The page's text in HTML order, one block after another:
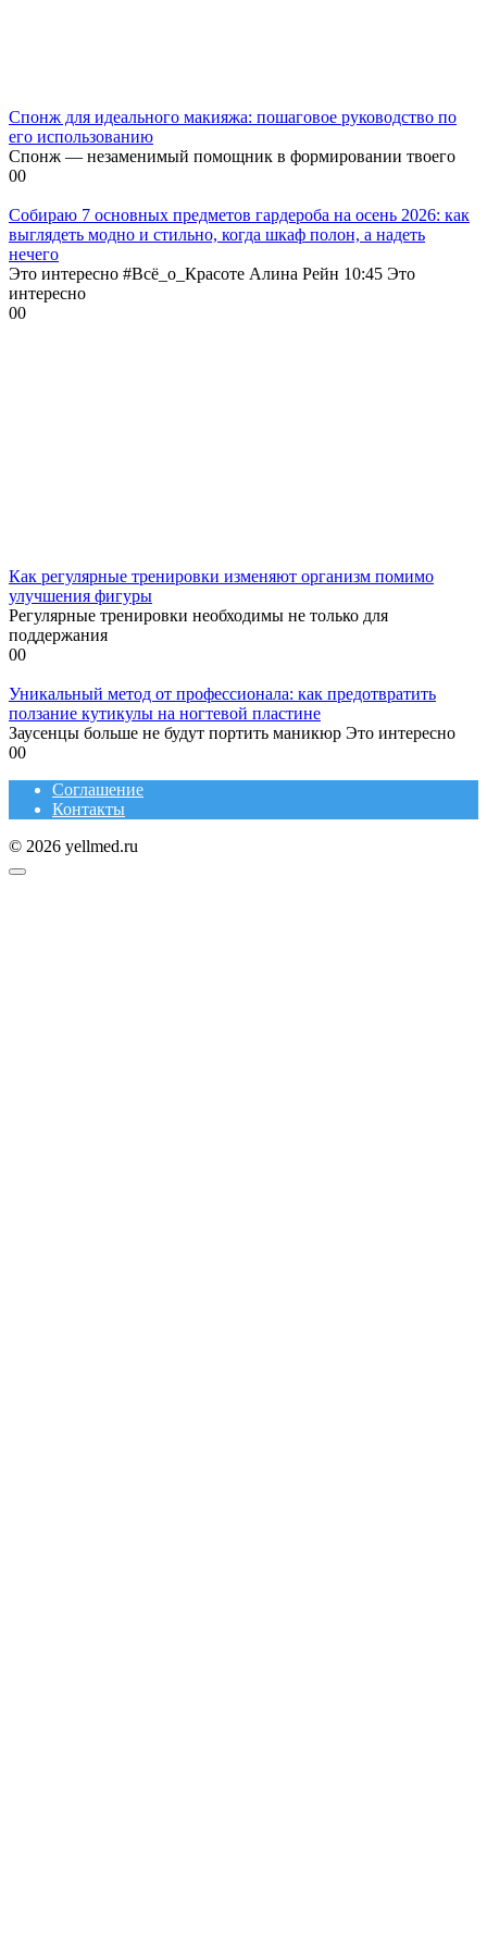
Спонж для идеального макияжа: пошаговое руководство по
его использованию
Спонж — незаменимый помощник в формировании твоего
00
Собираю 7 основных предметов гардероба на осень 2026: как
выглядеть модно и стильно, когда шкаф полон, а надеть
нечего
Это интересно #Всё_о_Красоте Алина Рейн 10:45 Это
интересно
00
Как регулярные тренировки изменяют организм помимо
улучшения фигуры
Регулярные тренировки необходимы не только для
поддержания
00
Уникальный метод от профессионала: как предотвратить
ползание кутикулы на ногтевой пластине
Заусенцы больше не будут портить маникюр Это интересно
00
Соглашение
Контакты
© 2026 yellmed.ru